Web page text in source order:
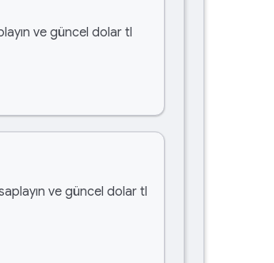
ve güncel dolar tl
ve güncel dolar tl